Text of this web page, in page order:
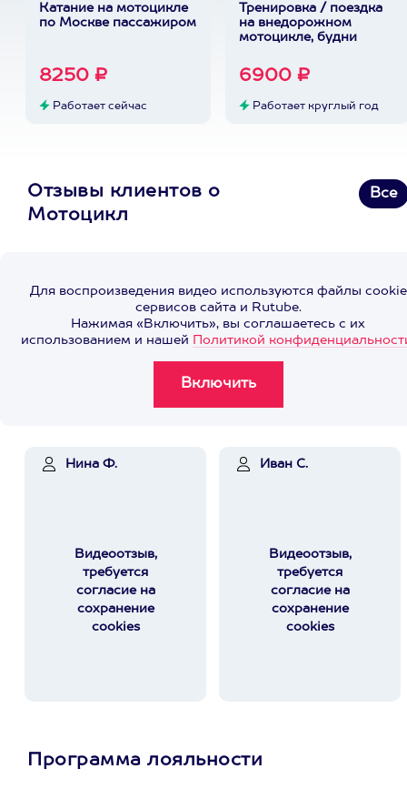
Катание на мотоцикле
по Москве пассажиром
8250 ₽
Работает сейчас
Тренировка / поездка
на внедорожном
мотоцикле, будни
6900 ₽
Работает круглый год
Отзывы клиентов о
Мотоцикл
Все
Для воспроизведения видео используются файлы cookie
сервисов сайта и Rutube.
Нажимая «Включить», вы соглашаетесь с их
использованием и нашей Политикой
Нина Ф.
Видеоотзыв,
требуется
согласие на
сохранение
cookies
Иван С.
Видеоотзыв,
требуется
согласие на
сохранение
cookies
Программа лояльности